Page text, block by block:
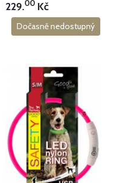
229.00Kč